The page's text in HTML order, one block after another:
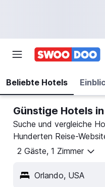
Beliebte Hotels
Günstige Hotels
Suche und vergleiche
Hunderten Reise-
2 Gäste, 1 Zimmer
Orlando, USA